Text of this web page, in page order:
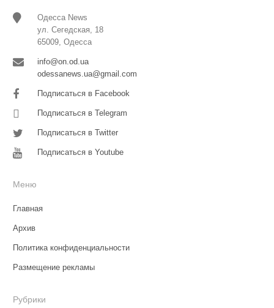
Одесса News
ул. Сегедская, 18
65009, Одесса
info@on.od.ua
odessanews.ua@gmail.com
Подписаться в Facebook
Подписаться в Telegram
Подписаться в Twitter
Подписаться в Youtube
Меню
Главная
Архив
Политика конфиденциальности
Размещение рекламы
Рубрики